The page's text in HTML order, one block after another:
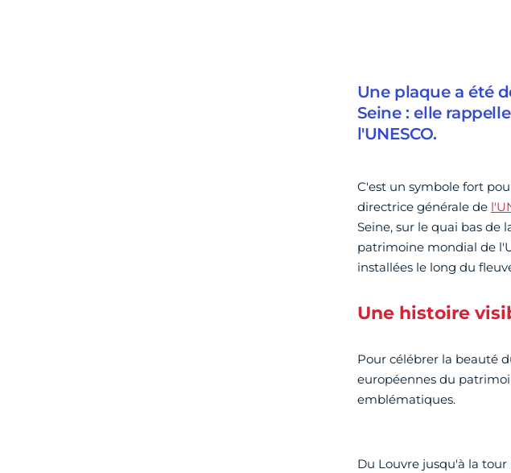
Une plaque a été
Seine : elle
l'UNESCO.
C'est un symbole fort
directrice générale de
Seine, sur le quai bas de
patrimoine mondial de
installées le long du
Une histoire
Pour célébrer la beauté
européennes du
emblématiques.
Du Louvre jusqu'à la